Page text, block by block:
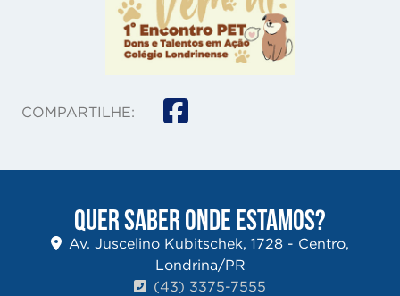
COMPARTILHE:
QUER SABER ONDE ESTAMOS?
Av. Juscelino Kubitschek, 1728 - Centro,
Londrina/PR
(43) 3375-7555